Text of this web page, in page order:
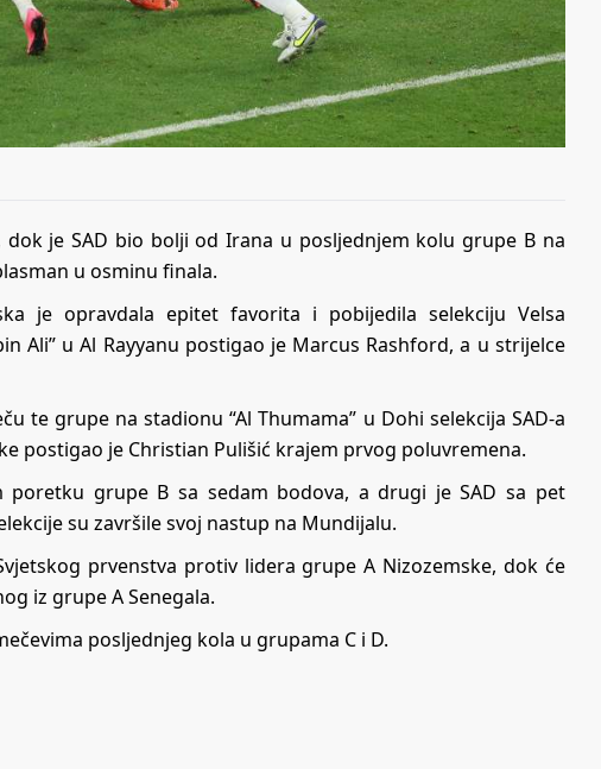
dok je SAD bio bolji od Irana u posljednjem kolu grupe B na
u osminu finala.
je opravdala epitet favorita i pobijedila selekciju Velsa
Ali” u Al Rayyanu postigao je Marcus Rashford, a u strijelce
te grupe na stadionu “Al Thumama” u Dohi selekcija SAD-a
postigao je Christian Pulišić krajem prvog poluvremena.
poretku grupe B sa sedam bodova, a drugi je SAD sa pet
su završile svoj nastup na Mundijalu.
prvenstva protiv lidera grupe A Nizozemske, dok će
iz grupe A Senegala.
posljednjeg kola u grupama C i D.